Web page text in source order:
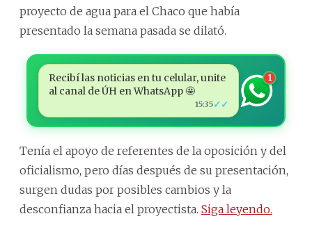
proyecto de agua para el Chaco que había
presentado la semana pasada se dilató.
Recibí las noticias en tu celular, unite
al canal de ÚH en WhatsApp 🤩
15:35✓✓
1
Tenía el apoyo de referentes de la oposición y del
oficialismo, pero días después de su presentación,
surgen dudas por posibles cambios y la
desconfianza hacia el proyectista. Siga leyendo.